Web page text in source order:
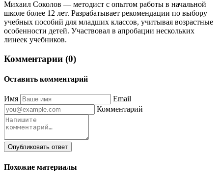
Михаил Соколов — методист с опытом работы в начальной
школе более 12 лет. Разрабатывает рекомендации по выбору
учебных пособий для младших классов, учитывая возрастные
особенности детей. Участвовал в апробации нескольких
линеек учебников.
Комментарии (0)
Оставить комментарий
Имя
Email
Комментарий
Опубликовать ответ
Похожие материалы